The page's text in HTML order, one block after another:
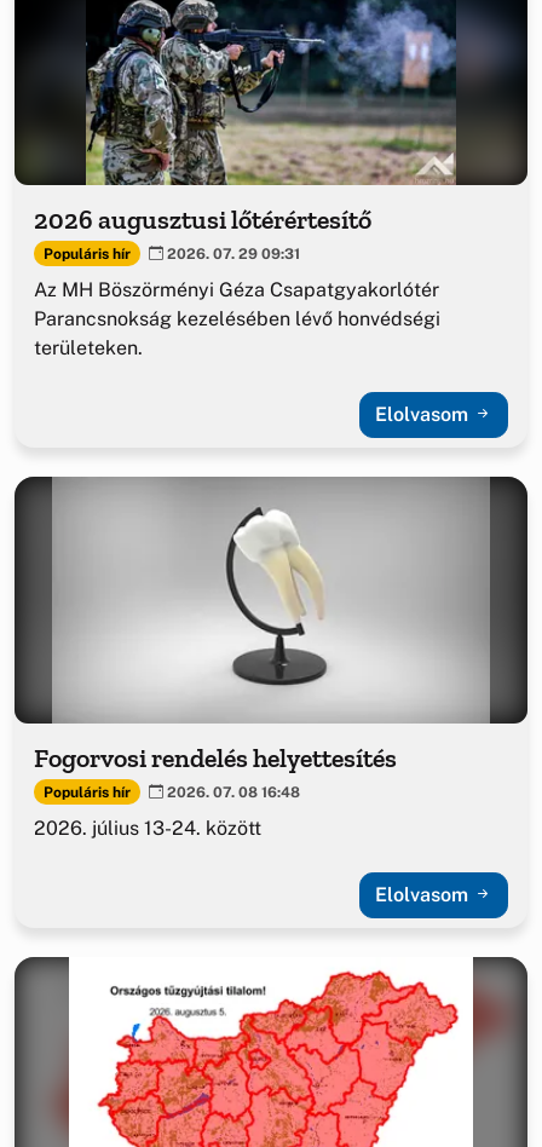
2026 augusztusi lőtérértesítő
Populáris hír 2026. 07. 29 09:31
Az MH Böszörményi Géza Csapatgyakorlótér
Parancsnokság kezelésében lévő honvédségi
területeken.
Elolvasom
Fogorvosi rendelés helyettesítés
Populáris hír 2026. 07. 08 16:48
2026. július 13-24. között
Elolvasom